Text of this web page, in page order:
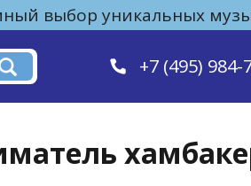
выбор уникальных
+7 (495) 984-